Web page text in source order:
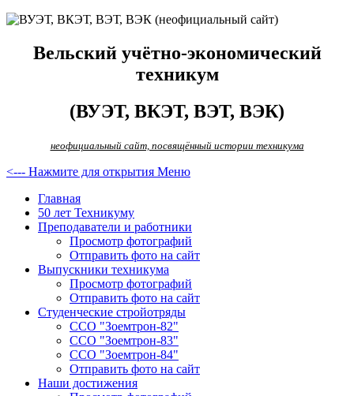
Вельский учётно-экономический
техникум
(ВУЭТ, ВКЭТ, ВЭТ, ВЭК)
неофициальный сайт, посвящённый истории техникума
<--- Нажмите для открытия Меню
Главная
50 лет Техникуму
Преподаватели и работники
Просмотр фотографий
Отправить фото на сайт
Выпускники техникума
Просмотр фотографий
Отправить фото на сайт
Студенческие стройотряды
ССО "Зоемтрон-82"
ССО "Зоемтрон-83"
ССО "Зоемтрон-84"
Отправить фото на сайт
Наши достижения